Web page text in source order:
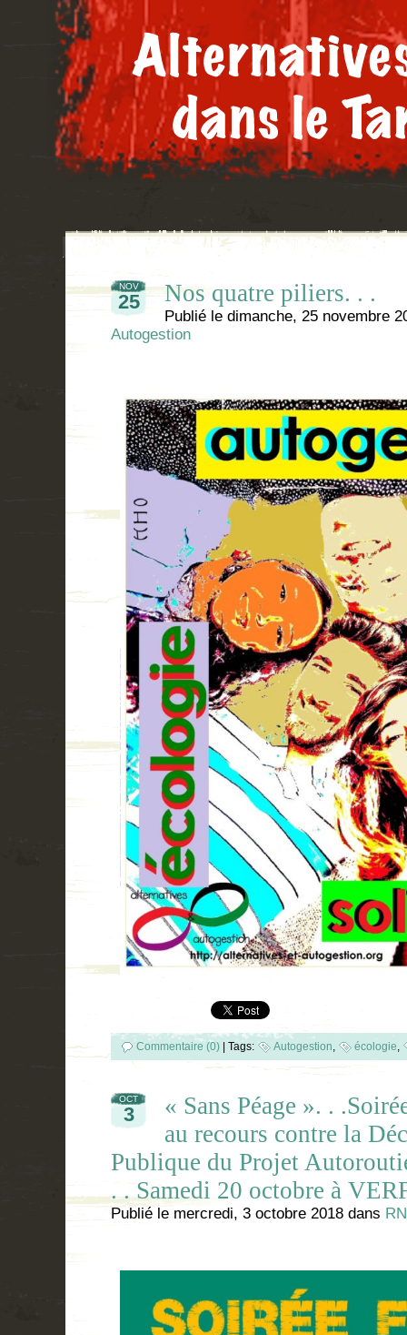
NOV
25 Nos quatre piliers. . .
Publié le dimanche, 25 novembre
Autogestion
Commentaire (0) Tags: Autogestion, écologie,
OCT
3
« Sans Péage ». .
au recours contre la
Publique du Projet
. . Samedi 20 octobre à
Publié le mercredi, 3 octobre 2018 dans